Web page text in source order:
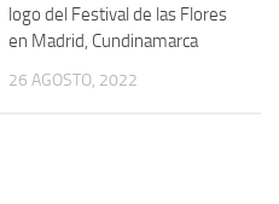
logo del Festival de las Flores
en Madrid, Cundinamarca
26 AGOSTO, 2022